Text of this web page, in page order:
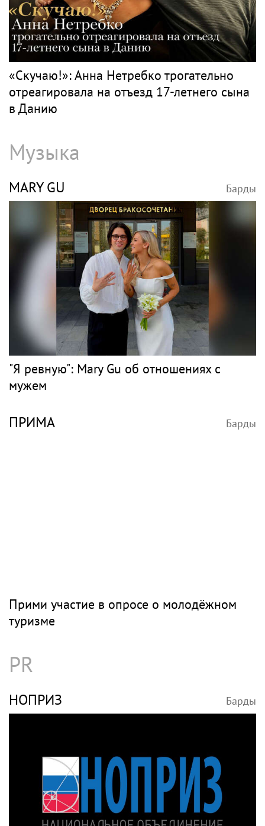
«Скучаю!»: Анна Нетребко трогательно
отреагировала на отъезд 17-летнего сына
в Данию
Музыка
MARY GU Барды
"Я ревную": Mary Gu об отношениях с
мужем
ПРИМА Барды
Прими участие в опросе о молодёжном
туризме
PR
НОПРИЗ Барды